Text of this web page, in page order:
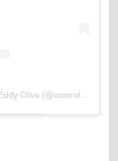
Una publicación compartida por Eddy Olivo (@controlandoelejidocom)